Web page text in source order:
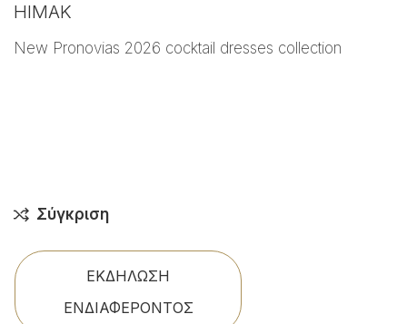
HIMAK
New Pronovias 2026 cocktail dresses collection
Σύγκριση
ΕΚΔΗΛΩΣΗ
ΕΝΔΙΑΦΕΡΟΝΤΟΣ